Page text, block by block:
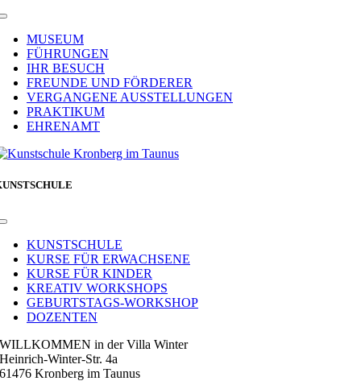
Toggle
NavigationMUSEUM
FÜHRUNGEN
IHR BESUCH
FREUNDE UND FÖRDERER
VERGANGENE AUSSTELLUNGEN
PRAKTIKUM
EHRENAMT
Toggle
NavigationKUNSTSCHULE
KURSE FÜR ERWACHSENE
KURSE FÜR KINDER
KREATIV WORKSHOPS
GEBURTSTAGS-WORKSHOP
DOZENTEN
WILLKOMMEN in der Villa Winter
Heinrich-Winter-Str. 4a
61476 Kronberg im Taunus